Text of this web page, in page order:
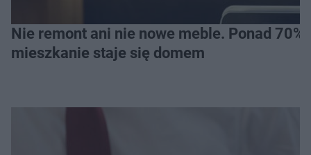
Nie remont ani nie nowe meble. Ponad
mieszkanie staje się domem